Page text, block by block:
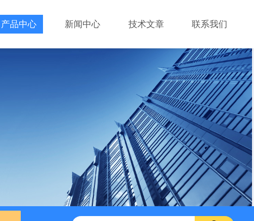
产品中心 新闻中心 技术文章 联系我们